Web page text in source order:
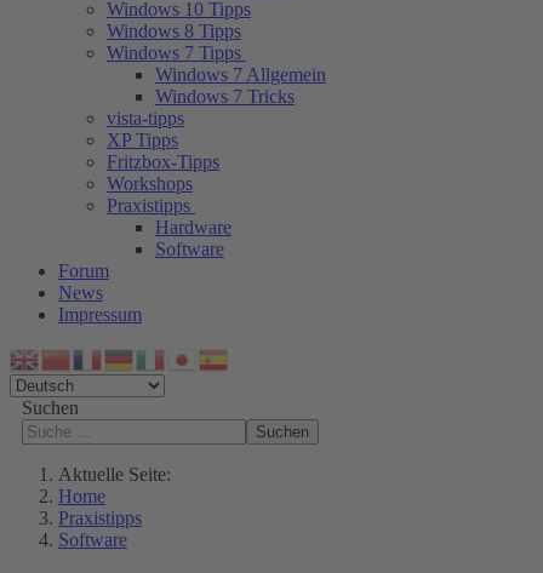
Windows 10 Tipps
Windows 8 Tipps
Windows 7 Tipps
Windows 7 Allgemein
Windows 7 Tricks
vista-tipps
XP Tipps
Fritzbox-Tipps
Workshops
Praxistipps
Hardware
Software
Forum
News
Impressum
Suchen
Suchen
Aktuelle Seite:
Home
Praxistipps
Software